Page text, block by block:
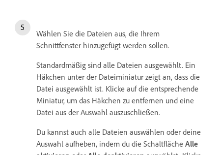
Wählen Sie die Dateien aus, die Ihrem
Schnittfenster hinzugefügt werden sollen.
Standardmäßig sind alle Dateien ausgewählt. Ein
Häkchen unter der Dateiminiatur zeigt an, dass die
Datei ausgewählt ist. Klicke auf die entsprechende
Miniatur, um das Häkchen zu entfernen und eine
Datei aus der Auswahl auszuschließen.
Du kannst auch alle Dateien auswählen oder deine
Auswahl aufheben, indem du die Schaltfläche Alle